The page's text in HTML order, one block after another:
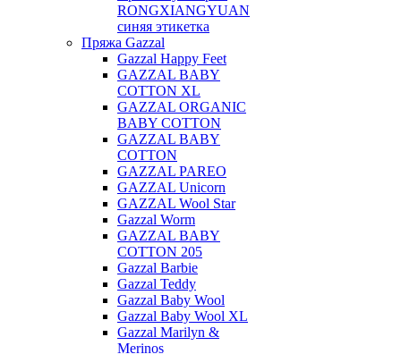
RONGXIANGYUAN
синяя этикетка
Пряжа Gazzal
Gazzal Happy Feet
GAZZAL BABY
COTTON XL
GAZZAL ORGANIC
BABY COTTON
GAZZAL BABY
COTTON
GAZZAL PAREO
GAZZAL Unicorn
GAZZAL Wool Star
Gazzal Worm
GAZZAL BABY
COTTON 205
Gazzal Barbie
Gazzal Teddy
Gazzal Baby Wool
Gazzal Baby Wool XL
Gazzal Marilyn &
Merinos